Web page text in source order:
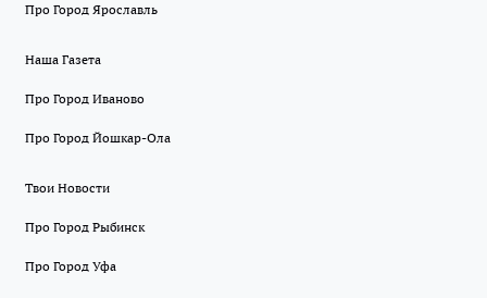
Про Город Ярославль
Наша Газета
Про Город Иваново
Про Город Йошкар-Ола
Твои Новости
Про Город Рыбинск
Про Город Уфа